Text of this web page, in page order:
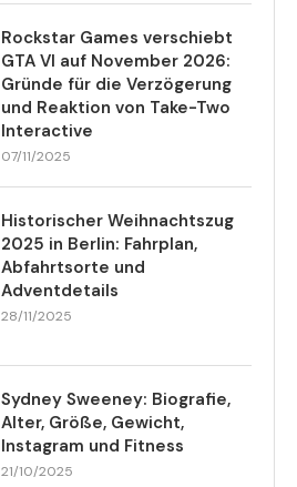
Rockstar Games verschiebt
GTA VI auf November 2026:
Gründe für die Verzögerung
und Reaktion von Take-Two
Interactive
07/11/2025
Historischer Weihnachtszug
2025 in Berlin: Fahrplan,
Abfahrtsorte und
Adventdetails
28/11/2025
Sydney Sweeney: Biografie,
Alter, Größe, Gewicht,
Instagram und Fitness
21/10/2025